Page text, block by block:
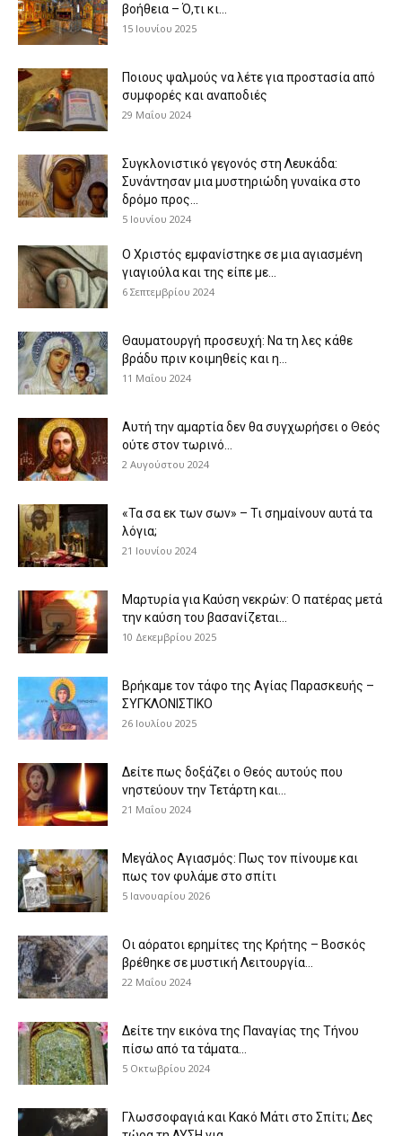
βοήθεια – Ό,τι κι...
15 Ιουνίου 2025
Ποιους ψαλμούς να λέτε για προστασία από
συμφορές και αναποδιές
29 Μαΐου 2024
Συγκλονιστικό γεγονός στη Λευκάδα:
Συνάντησαν μια μυστηριώδη γυναίκα στο
δρόμο προς...
5 Ιουνίου 2024
Ο Χριστός εμφανίστηκε σε μια αγιασμένη
γιαγιούλα και της είπε με...
6 Σεπτεμβρίου 2024
Θαυματουργή προσευχή: Να τη λες κάθε
βράδυ πριν κοιμηθείς και η...
11 Μαΐου 2024
Αυτή την αμαρτία δεν θα συγχωρήσει ο Θεός
ούτε στον τωρινό...
2 Αυγούστου 2024
«Τα σα εκ των σων» – Τι σημαίνουν αυτά τα
λόγια;
21 Ιουνίου 2024
Μαρτυρία για Καύση νεκρών: Ο πατέρας μετά
την καύση του βασανίζεται...
10 Δεκεμβρίου 2025
Βρήκαμε τον τάφο της Αγίας Παρασκευής –
ΣΥΓΚΛΟΝΙΣΤΙΚΟ
26 Ιουλίου 2025
Δείτε πως δοξάζει ο Θεός αυτούς που
νηστεύουν την Τετάρτη και...
21 Μαΐου 2024
Μεγάλος Αγιασμός: Πως τον πίνουμε και
πως τον φυλάμε στο σπίτι
5 Ιανουαρίου 2026
Οι αόρατοι ερημίτες της Κρήτης – Βοσκός
βρέθηκε σε μυστική Λειτουργία...
22 Μαΐου 2024
Δείτε την εικόνα της Παναγίας της Τήνου
πίσω από τα τάματα...
5 Οκτωβρίου 2024
Γλωσσοφαγιά και Κακό Μάτι στο Σπίτι; Δες